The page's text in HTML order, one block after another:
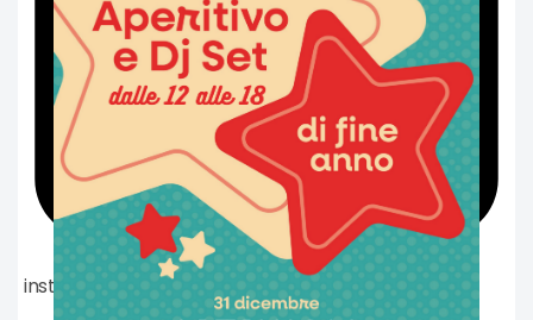
instagram